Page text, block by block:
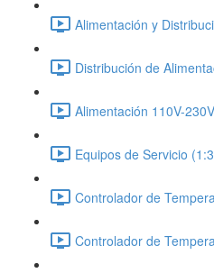
Alimentación y
Distribución de
Alimentación 110V-
Equipos de Servicio
Controlador de
Controlador de